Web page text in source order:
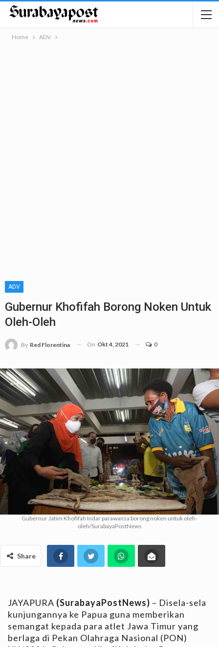
Home ADV
ADV
Gubernur Khofifah Borong Noken Untuk
Oleh-Oleh
By Red Florentina On Okt 4, 2021 0
Gubernur Jatim Khofifah Indar parawansa borong noken untuk oleh-
oleh/SurabayaPostNews
Share
JAYAPURA (SurabayaPostNews) – Disela-sela
kunjungannya ke Papua guna memberikan
semangat kepada para atlet Jawa Timur yang
berlaga di Pekan Olahraga Nasional (PON)